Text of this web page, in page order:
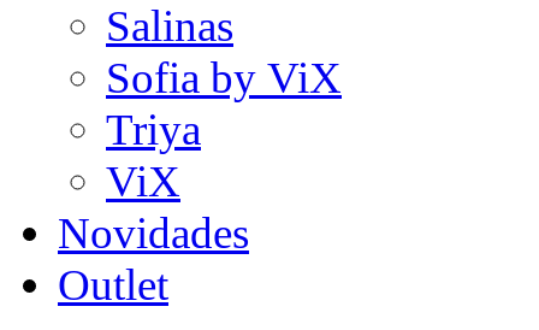
Salinas
Sofia by ViX
Triya
ViX
Novidades
Outlet